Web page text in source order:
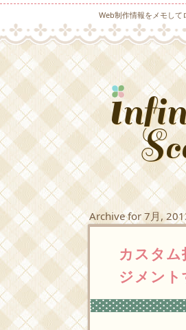
Web制作情報をメモして
Archive for 7月,
カスタ
ジメン